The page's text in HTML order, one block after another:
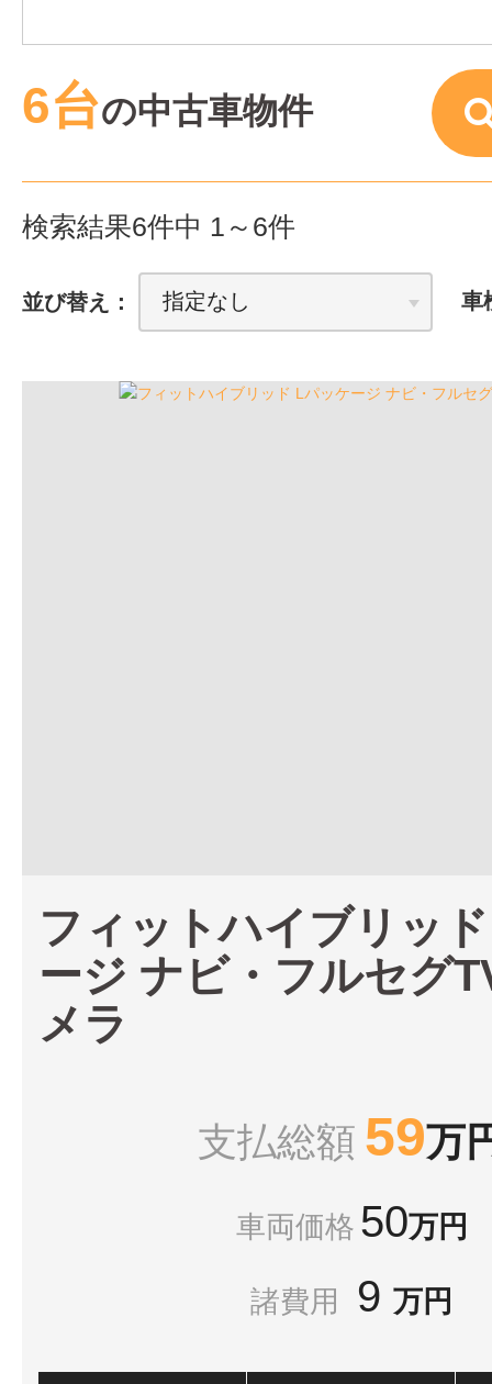
6台の中古車物件
検索結果6件中 1～6件
並び替え： 車
フィットハイブリッ
ージ ナビ・フルセグ
メラ
支払総額 59万
車両価格 50万円
諸費用 9 万円